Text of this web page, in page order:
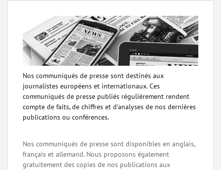
Nos communiqués de presse sont destinés aux
journalistes européens et internationaux. Ces
communiqués de presse publiés régulièrement rendent
compte de faits, de chiffres et d'analyses de nos dernières
publications ou conférences.
Nos communiqués de presse sont disponibles en anglais,
français et allemand. Nous proposons également
gratuitement des copies de nos publications aux